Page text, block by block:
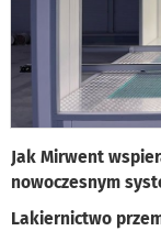
Jak Mirwent
nowoczesnym
Lakiernictwo